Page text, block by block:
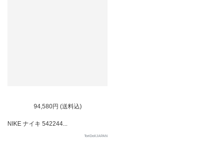
94,580円 (送料込)
NIKE ナイキ 542244...
ToriDollJAPAN